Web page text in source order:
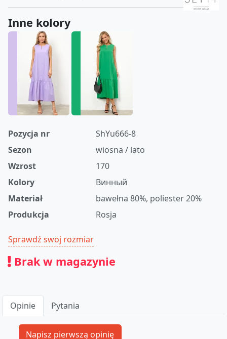
Inne kolory
Pozycja nr
ShYu666-8
Sezon
wiosna / lato
Wzrost
170
Kolory
Винный
Materiał
bawełna 80%, poliester 20%
Produkcja
Rosja
Sprawdź swoj rozmiar
Brak w magazynie
Opinie Pytania